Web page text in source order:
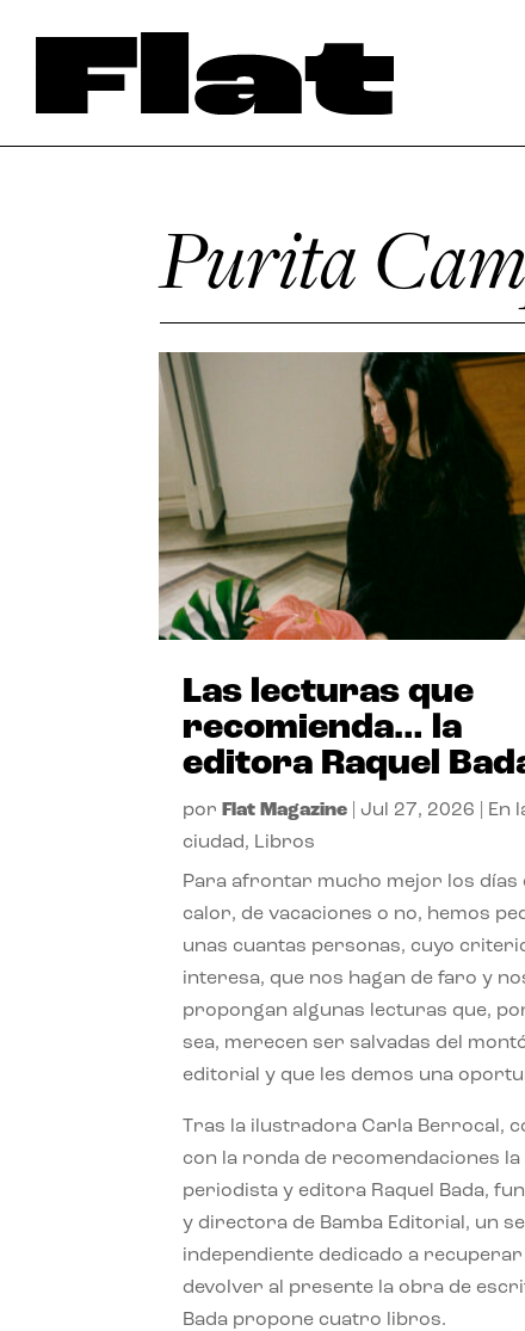
Purita
Las lecturas que
recomienda… la
editora Raquel
por Flat Magazine Jul 27, 2026
En
ciudad, Libros
Para afrontar mucho mejor los días
calor, de vacaciones o no, hemos
unas cuantas personas, cuyo
interesa, que nos hagan de faro y
propongan algunas lecturas que,
sea, merecen ser salvadas del
editorial y que les demos una
Tras la ilustradora Carla Berrocal,
con la ronda de recomendaciones la
periodista y editora Raquel Bada,
y directora de Bamba Editorial, un
independiente dedicado a recuperar
devolver al presente la obra de
Bada propone cuatro libros.